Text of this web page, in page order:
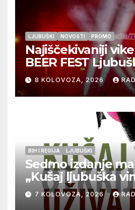
LJUBUŠKI NOVOSTI PROMO
Najiščekivaniji
BEER FEST
9.kolovoza
8 KOLOVOZA, 2026
BIH I REGIJA LJUBUŠKI
Sedmo izdanje
„Kušaj ljubuška
vrhunska vina,
glazbu
7 KOLOVOZA, 2026